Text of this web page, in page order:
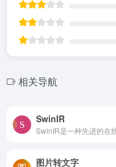
相关导航
SwinIR
图片转文字